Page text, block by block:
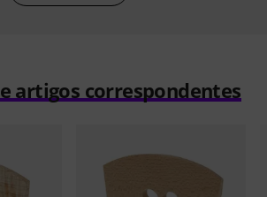
artigos correspondentes